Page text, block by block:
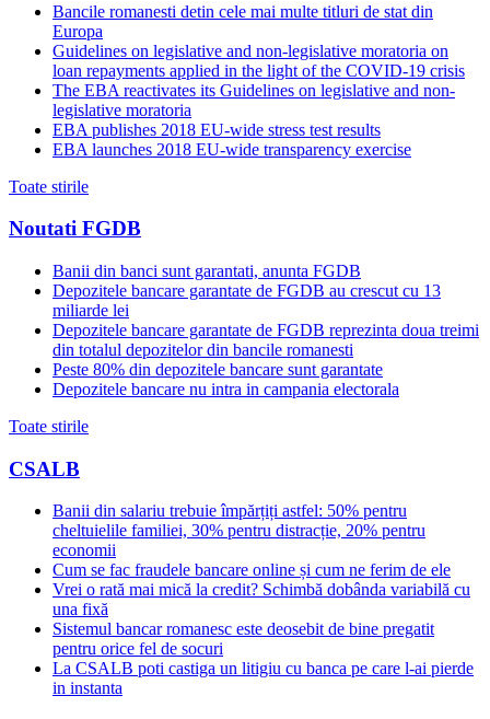
Bancile romanesti detin cele mai multe titluri de stat din
Europa
Guidelines on legislative and non-legislative moratoria on
loan repayments applied in the light of the COVID-19 crisis
The EBA reactivates its Guidelines on legislative and non-
legislative moratoria
EBA publishes 2018 EU-wide stress test results
EBA launches 2018 EU-wide transparency exercise
Toate stirile
Noutati FGDB
Banii din banci sunt garantati, anunta FGDB
Depozitele bancare garantate de FGDB au crescut cu 13
miliarde lei
Depozitele bancare garantate de FGDB reprezinta doua treimi
din totalul depozitelor din bancile romanesti
Peste 80% din depozitele bancare sunt garantate
Depozitele bancare nu intra in campania electorala
Toate stirile
CSALB
Banii din salariu trebuie împărțiți astfel: 50% pentru
cheltuielile familiei, 30% pentru distracție, 20% pentru
economii
Cum se fac fraudele bancare online și cum ne ferim de ele
Vrei o rată mai mică la credit? Schimbă dobânda variabilă cu
una fixă
Sistemul bancar romanesc este deosebit de bine pregatit
pentru orice fel de socuri
La CSALB poti castiga un litigiu cu banca pe care l-ai pierde
in instanta